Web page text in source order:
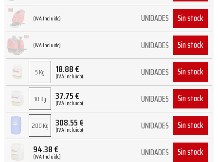
(IVA Incluido) UNIDADES Sin stock
(IVA Incluido) UNIDADES Sin stock
5 Kg 18.88€
(IVA Incluido) UNIDADES Sin stock
10 Kg 37.75€
(IVA Incluido) UNIDADES Sin stock
200 Kg 308.55€
(IVA Incluido) UNIDADES Sin stock
94.38€
(IVA Incluido) UNIDADES Sin stock